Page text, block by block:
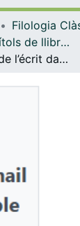
Com
Llibres / Capítols de llibre (Filologia Clàssica, Romànica i Semítica)
Les cultures de l’écrit dans la Péninsule Ibérique ancienne